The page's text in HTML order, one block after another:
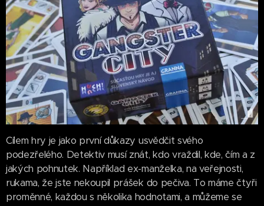
Cílem hry je jako první důkazy usvědčit svého
podezřelého. Detektiv musí znát, kdo vraždil, kde, čím a z
jakých pohnutek. Například ex-manželka, na veřejnosti,
rukama, že jste nekoupil prášek do pečiva. To máme čtyři
proměnné, každou s několika hodnotami, a můžeme se